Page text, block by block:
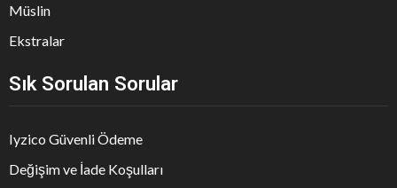
Müslin
Ekstralar
Sık Sorulan Sorular
Iyzico Güvenli Ödeme
Değişim ve İade Koşulları